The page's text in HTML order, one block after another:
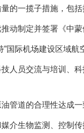
的一揽子措施，包
动制定并签署《中
国际机场建设区域航
人员交流与培训、
管道的合理性达成
介生物监测、控制